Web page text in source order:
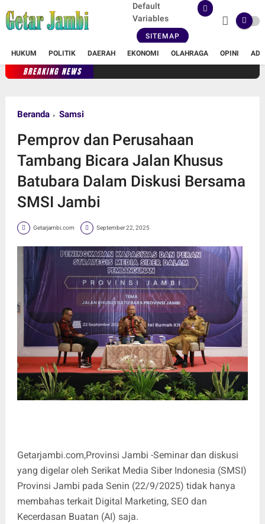
Default
Variables
SITEMAP
HUKUM POLITIK DAERAH EKONOMI OLAHRAGA OPINI
BREAKING NEWS
Beranda Samsi
Pemprov dan Perusahaan
Tambang Bicara Jalan Khusus
Batubara Dalam Diskusi Bersama
SMSI Jambi
Getarjambi.com September 22, 2025
Getarjambi.com,Provinsi Jambi -Seminar dan diskusi
yang digelar oleh Serikat Media Siber Indonesia (SMSI)
Provinsi Jambi pada Senin (22/9/2025) tidak hanya
membahas terkait Digital Marketing, SEO dan
Kecerdasan Buatan (AI) saja.